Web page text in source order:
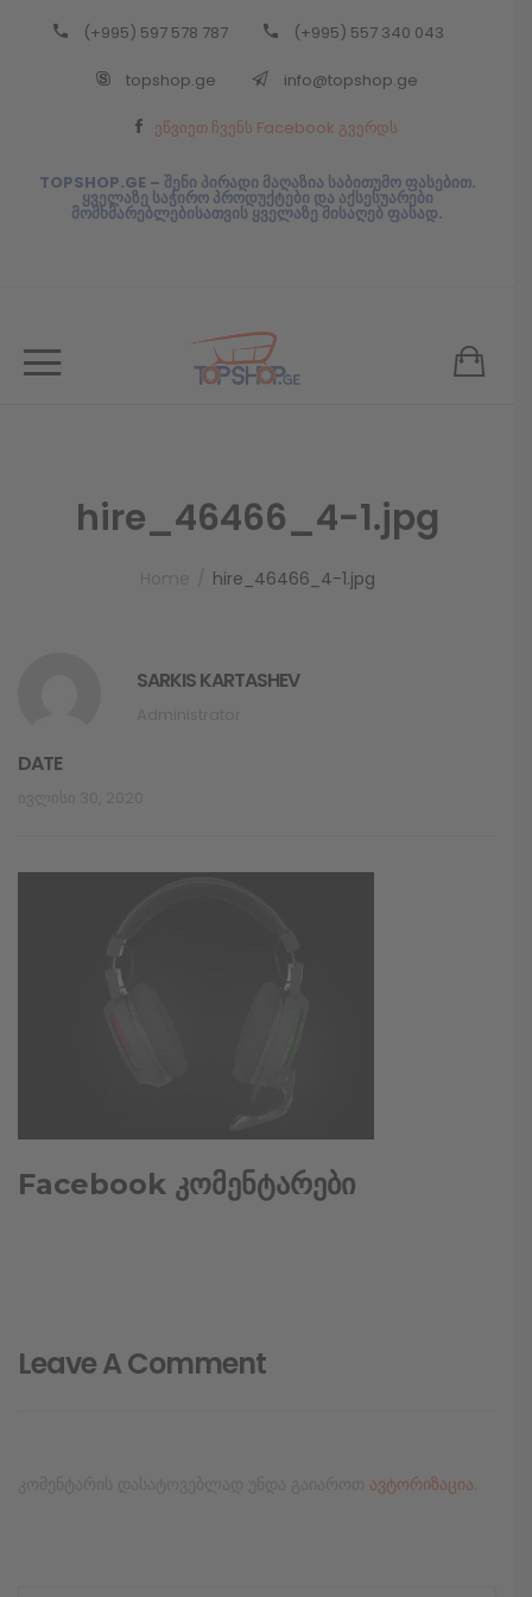
(+995) 597 578 787 (+995) 557 340 043
topshop.ge info@topshop.ge
ეწვიეთ ჩვენს Facebook გვერდს
TOPSHOP.GE – შენი პირადი მაღაზია საბითუმო ფასებით.
ყველაზე საჭირო პროდუქტები და აქსესუარები
მომხმარებლებისათვის ყველაზე მისაღებ ფასად.
hire_46466_4-1.jpg
hire_46466_4-1.jpg
SARKIS KARTASHEV
DATE
Facebook კომენტარები
Leave A Comment
ავტორიზაცია
Back